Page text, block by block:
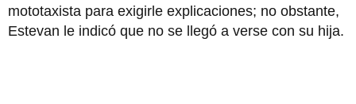
mototaxista para exigirle explicaciones; no obstante,
Estevan le indicó que no se llegó a verse con su hija.